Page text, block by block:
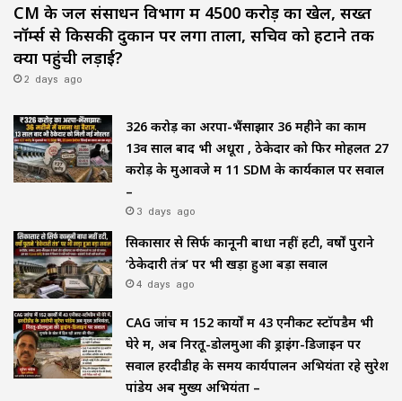
CM के जल संसाधन विभाग में ₹4500 करोड़ का खेल, सख्त
नॉर्म्स से किसकी दुकान पर लगा ताला, सचिव को हटाने तक
क्यों पहुंची लड़ाई?
2 days ago
₹326 करोड़ का अरपा-भैंसाझार 36 महीने का काम
13वें साल बाद भी अधूरा , ठेकेदार को फिर मोहलत ₹27
करोड़ के मुआवजे में 11 SDM के कार्यकाल पर सवाल
–
3 days ago
सिकासार से सिर्फ कानूनी बाधा नहीं हटी, वर्षों पुराने
‘ठेकेदारी तंत्र’ पर भी खड़ा हुआ बड़ा सवाल
4 days ago
CAG जांच में 152 कार्यों में 43 एनीकट स्टॉपडैम भी
घेरे में, अब निरतू-डोलमुआ की ड्राइंग-डिजाइन पर
सवाल हरदीडीह के समय कार्यपालन अभियंता रहे सुरेश
पांडेय अब मुख्य अभियंता –